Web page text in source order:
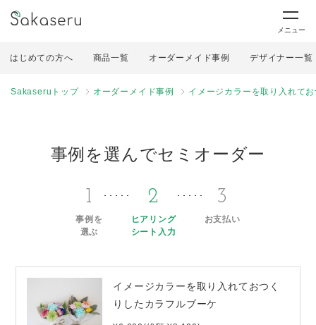
メニュー
はじめての方へ 商品一覧 オーダーメイド事例 デザイナー一覧
Sakaseruトップ オーダーメイド事例 イメージカラーを取り入れて
事例を選んでセミオーダー
1
事例を
選ぶ
2
ヒアリング
シート入力
3
お支払い
イメージカラーを取り入れておつく
りしたカラフルブーケ